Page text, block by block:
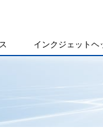
インクジェットヘ